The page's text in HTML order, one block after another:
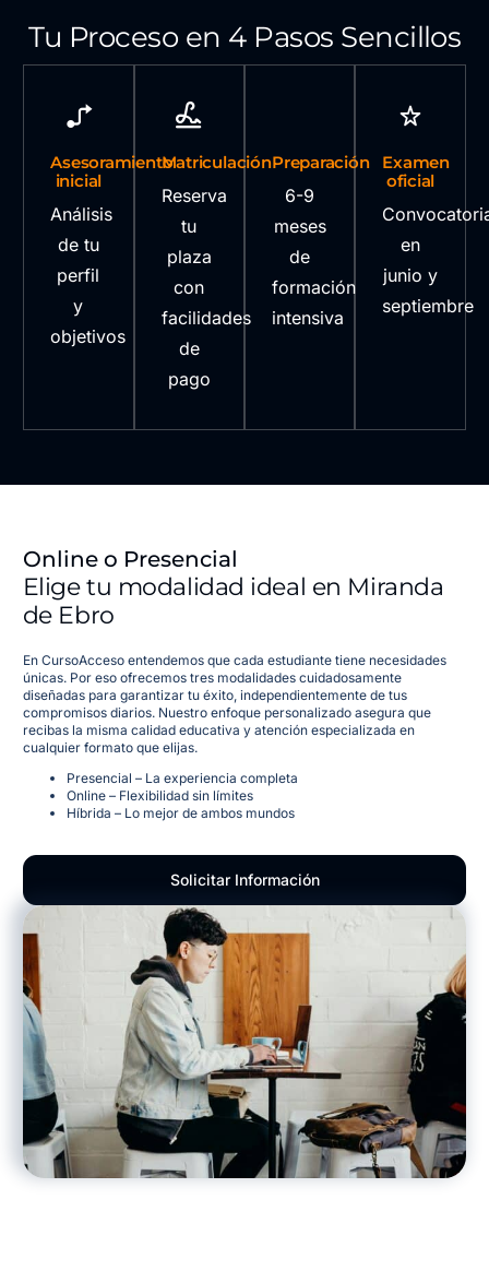
Tu Proceso en 4 Pasos Sencillos
Asesoramiento
inicial
Análisis
de tu
perfil
y
objetivos
Matriculación
Reserva
tu
plaza
con
facilidades
de
pago
Preparación
6-9
meses
de
formación
intensiva
Examen
oficial
en
junio y
septiembre
Online o Presencial
Elige tu modalidad ideal en Miranda
de Ebro
En CursoAcceso entendemos que cada estudiante tiene necesidades
únicas. Por eso ofrecemos tres modalidades cuidadosamente
diseñadas para garantizar tu éxito, independientemente de tus
compromisos diarios. Nuestro enfoque personalizado asegura que
recibas la misma calidad educativa y atención especializada en
cualquier formato que elijas.
Presencial – La experiencia completa
Online – Flexibilidad sin límites
Híbrida – Lo mejor de ambos mundos
Solicitar Información